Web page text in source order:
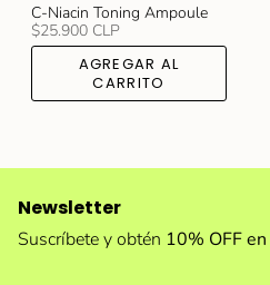
C-Niacin Toning Ampoule
$25.900 CLP
AGREGAR AL
CARRITO
Newsletter
Suscríbete y obtén 10% OFF